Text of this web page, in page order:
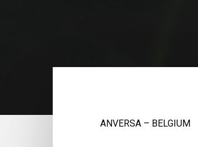
ANVERSA – BELGIUM